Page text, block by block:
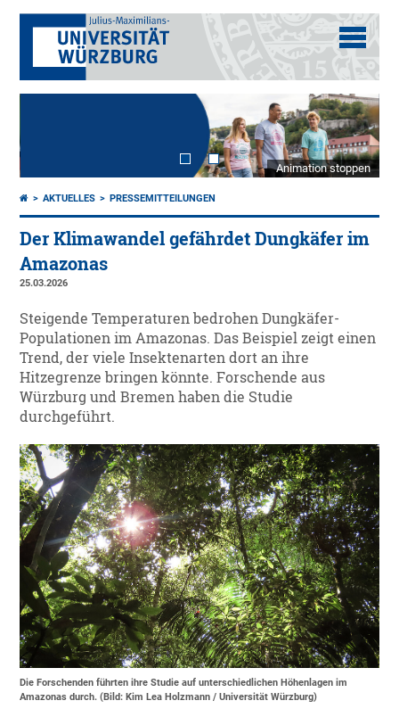
Animation stoppen
AKTUELLES PRESSEMITTEILUNGEN
Der Klimawandel gefährdet Dungkäfer im
Amazonas
25.03.2026
Steigende Temperaturen bedrohen Dungkäfer-
Populationen im Amazonas. Das Beispiel zeigt einen
Trend, der viele Insektenarten dort an ihre
Hitzegrenze bringen könnte. Forschende aus
Würzburg und Bremen haben die Studie
durchgeführt.
Die Forschenden führten ihre Studie auf unterschiedlichen Höhenlagen im
Amazonas durch. (Bild: Kim Lea Holzmann / Universität Würzburg)